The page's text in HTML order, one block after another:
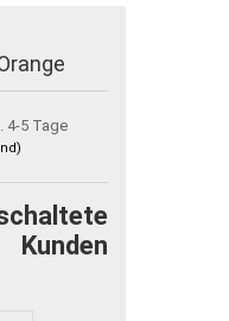
4-5 Tage
Kunden